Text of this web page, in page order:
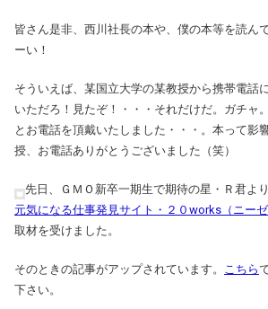
皆さん是非、西川社長の本や、僕の本等を読ん
ーい！
そういえば、某国立大学の某教授から携帯電話
いただろ！見たぞ！・・・それだけだ。ガチャ
とお電話を頂戴いたしました・・・。本って影
授、お電話ありがとうございました（笑）
先日、ＧＭＯ新卒一期生で期待の星・Ｒ君よ
元気になる仕事発見サイト・２０works（ニーゼ
取材を受けました。
そのときの記事がアップされています。 こちら
下さい。